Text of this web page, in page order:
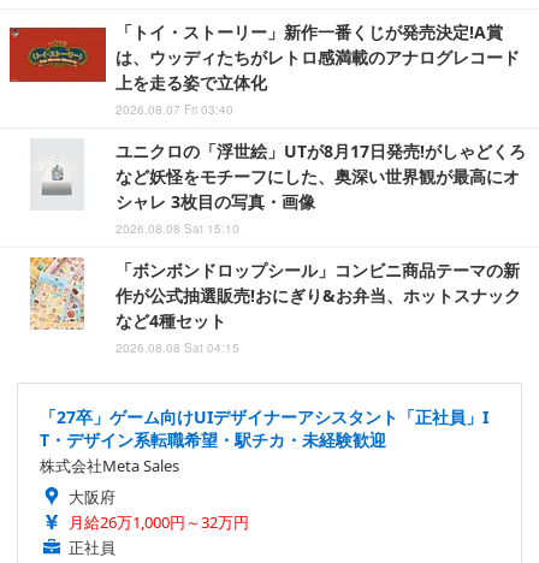
「トイ・ストーリー」新作一番くじが発売決定!A賞
は、ウッディたちがレトロ感満載のアナログレコード
上を走る姿で立体化
2026.08.07 Fri 03:40
ユニクロの「浮世絵」UTが8月17日発売!がしゃどくろ
など妖怪をモチーフにした、奥深い世界観が最高にオ
シャレ 3枚目の写真・画像
2026.08.08 Sat 15:10
「ボンボンドロップシール」コンビニ商品テーマの新
作が公式抽選販売!おにぎり&お弁当、ホットスナック
など4種セット
2026.08.08 Sat 04:15
「27卒」ゲーム向けUIデザイナーアシスタント「正社員」I
T・デザイン系転職希望・駅チカ・未経験歓迎
株式会社Meta Sales
大阪府
月給26万1,000円～32万円
正社員